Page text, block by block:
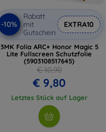
-10%
Rabatt
mit
Gutschein
EXTRA10
3MK Folia ARC+ Honor Magic 5
Lite Fullscreen Schutzfolie
(5903108517645)
€ 10,90
€ 9,80
Letztes Stück auf Lager